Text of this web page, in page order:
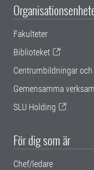
Fakulteter
Biblioteket
Centrumbildningar
Gemensamma
SLU Holding
För dig som är
Chef/ledare